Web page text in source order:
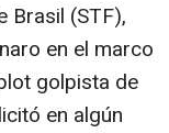
Brasil (STF),
en el marco
golpista de
en algún